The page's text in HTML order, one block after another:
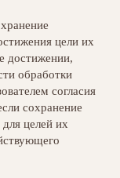
цели их
достижении,
обработки
согласия
сохранение
целей их